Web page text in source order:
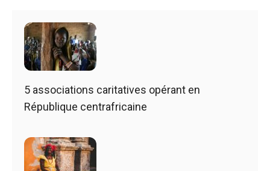
5 associations caritatives opérant en
République centrafricaine